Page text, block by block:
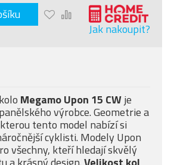
Jak nakoupit?
Megamo Upon 15 CWje
výrobce. Geometrie a
tento model nabízí si
cyklisti. Modely Upon
všechny, kteří hledají skvělý